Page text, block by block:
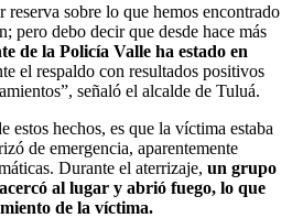
reserva sobre lo que hemos encontrado
pero debo decir que desde hace más
de la Policía Valle ha estado en
el respaldo con resultados positivos
señaló el alcalde de Tuluá.
hechos, es que la víctima estaba
de emergencia, aparentemente
Durante el aterrizaje, un grupo
al lugar y abrió fuego, lo que
de la víctima.